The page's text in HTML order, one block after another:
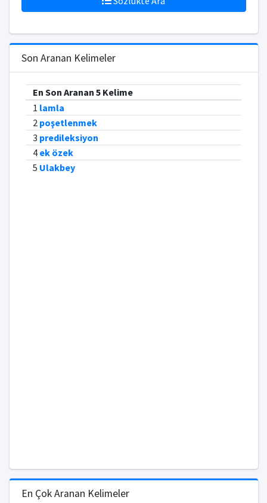
Son Aranan Kelimeler
En Son Aranan 5 Kelime
1 lamla
2 poşetlenmek
3 predileksiyon
4 ek özek
5 Ulakbey
En Çok Aranan Kelimeler